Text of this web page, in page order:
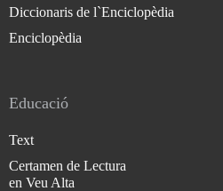
Diccionaris de l`Enciclopèdia
Enciclopèdia
Educació
Text
Certamen de Lectura
en Veu Alta